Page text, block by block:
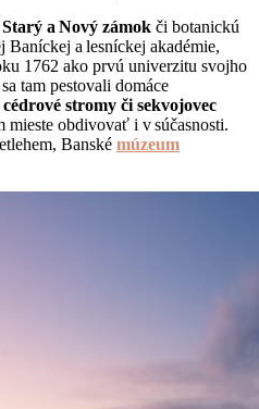
Starý a Nový zámok či botanickú
Baníckej a lesníckej akadémie,
1762 ako prvú univerzitu svojho
tam pestovali domáce
cédrové stromy či sekvojovec
mieste obdivovať i v súčasnosti.
Banské múzeum